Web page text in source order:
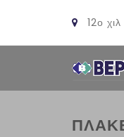
12ο